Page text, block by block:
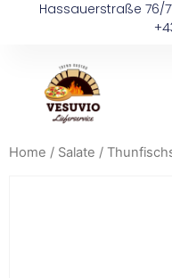
Hassauerstraße 76/
Home / Salate /